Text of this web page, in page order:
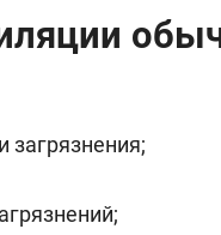
загрязнения;
и Face
какой будет